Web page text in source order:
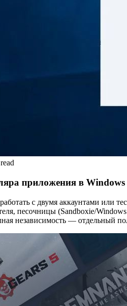
приложения в Windows
с двумя аккаунтами или
песочницы (Sandboxie/
независимость — отдельный